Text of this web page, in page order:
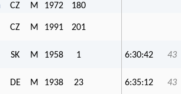
CZ M 1972 180
CZ M 1991 201
SK M 1958 1 6:30:42 43
DE M 1938 23 6:35:12 43